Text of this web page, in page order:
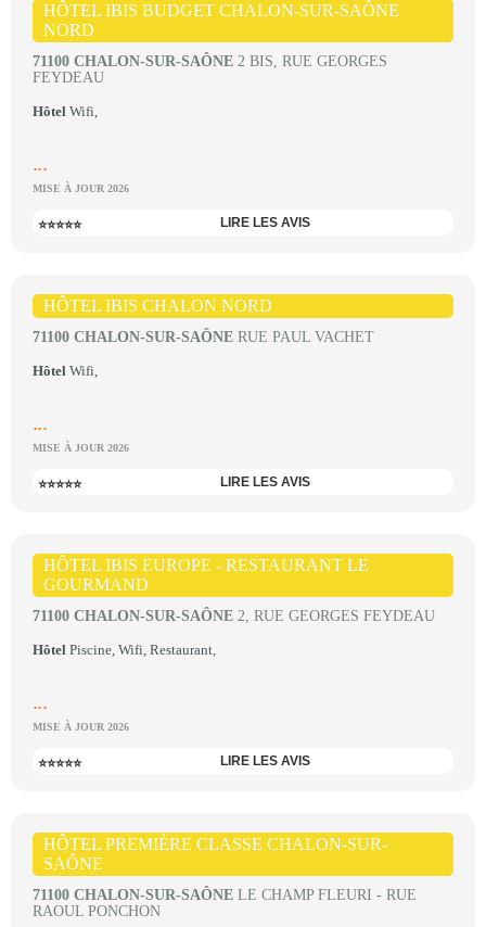
HÔTEL IBIS BUDGET CHALON-SUR-SAÔNE
NORD
71100 CHALON-SUR-SAÔNE 2 BIS, RUE GEORGES
FEYDEAU
Hôtel Wifi,
...
MISE À JOUR 2026
⭐⭐⭐⭐⭐ LIRE LES AVIS
HÔTEL IBIS CHALON NORD
71100 CHALON-SUR-SAÔNE RUE PAUL VACHET
Hôtel Wifi,
...
MISE À JOUR 2026
⭐⭐⭐⭐⭐ LIRE LES AVIS
HÔTEL IBIS EUROPE - RESTAURANT LE
GOURMAND
71100 CHALON-SUR-SAÔNE 2, RUE GEORGES FEYDEAU
Hôtel Piscine, Wifi, Restaurant,
...
MISE À JOUR 2026
⭐⭐⭐⭐⭐ LIRE LES AVIS
HÔTEL PREMIÈRE CLASSE CHALON-SUR-
SAÔNE
71100 CHALON-SUR-SAÔNE LE CHAMP FLEURI - RUE
RAOUL PONCHON